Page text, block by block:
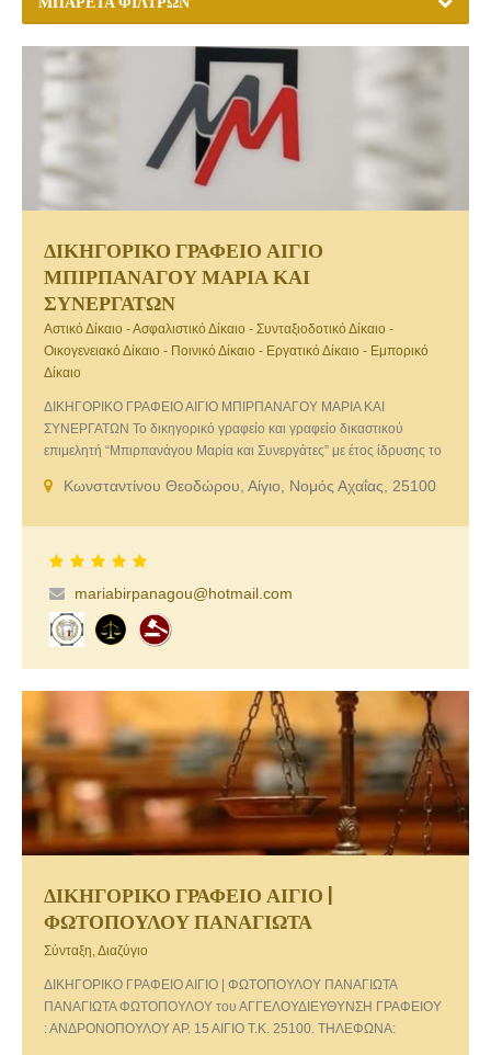
ΔΙΚΗΓΟΡΙΚΟ ΓΡΑΦΕΙΟ ΑΙΓΙΟ
ΜΠΙΡΠΑΝΑΓΟΥ ΜΑΡΙΑ ΚΑΙ
ΣΥΝΕΡΓΑΤΩΝ
Αστικό Δίκαιο - Ασφαλιστικό Δίκαιο - Συνταξιοδοτικό Δίκαιο -
Οικογενειακό Δίκαιο - Ποινικό Δίκαιο - Εργατικό Δίκαιο - Εμπορικό
Δίκαιο
ΔΙΚΗΓΟΡΙΚΟ ΓΡΑΦΕΙΟ ΑΙΓΙΟ ΜΠΙΡΠΑΝΑΓΟΥ ΜΑΡΙΑ ΚΑΙ
ΣΥΝΕΡΓΑΤΩΝ Το δικηγορικό γραφείο και γραφείο δικαστικού
επιμελητή “Μπιρπανάγου Μαρία και Συνεργάτες” με έτος ίδρυσης το
δικογράφων & αναγκαστικών εκτελέσων δικαστικών αποφάσεων.
Νοικοκυριά
Κωνσταντίνου Θεοδώρου, Αίγιο, Νομός Αχαΐας, 25100
mariabirpanagou@hotmail.com
ΔΙΚΗΓΟΡΙΚΟ ΓΡΑΦΕΙΟ ΑΙΓΙΟ |
ΦΩΤΟΠΟΥΛΟΥ ΠΑΝΑΓΙΩΤΑ
Σύνταξη, Διαζύγιο
ΔΙΚΗΓΟΡΙΚΟ ΓΡΑΦΕΙΟ ΑΙΓΙΟ | ΦΩΤΟΠΟΥΛΟΥ ΠΑΝΑΓΙΩΤΑ
ΠΑΝΑΓΙΩΤΑ ΦΩΤΟΠΟΥΛΟΥ του ΑΓΓΕΛΟΥΔΙΕΥΘΥΝΣΗ ΓΡΑΦΕΙΟΥ
: ΑΝΔΡΟΝΟΠΟΥΛΟΥ ΑΡ. 15 ΑΙΓΙΟ Τ.Κ. 25100. ΤΗΛΕΦΩΝΑ: